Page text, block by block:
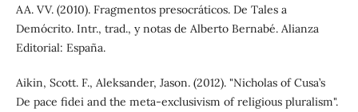
AA. VV. (2010). Fragmentos presocráticos. De Tales a
Demócrito. Intr., trad., y notas de Alberto Bernabé. Alianza
Editorial: España.
Aikin, Scott. F., Aleksander, Jason. (2012). "Nicholas of Cusa’s
De pace fidei and the meta-exclusivism of religious pluralism".